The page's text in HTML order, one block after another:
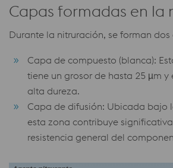
Capas formadas en la
Durante la nitruración, se forman
Capa de compuesto (blanca):
tiene un grosor de hasta 25 µm y
alta dureza.
Capa de difusión: Ubicada bajo
esta zona contribuye
resistencia general del